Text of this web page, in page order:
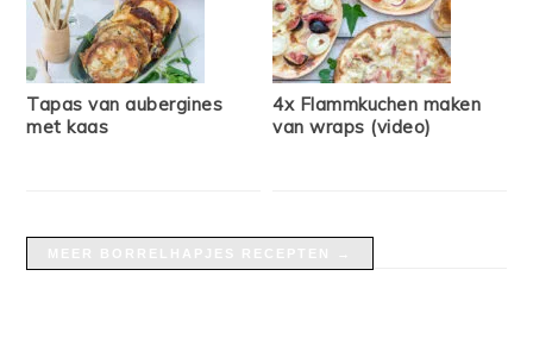
Tapas van aubergines
met kaas
4x Flammkuchen maken
van wraps (video)